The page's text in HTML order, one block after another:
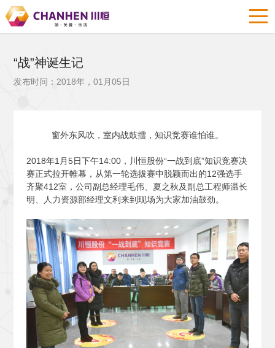
“战”神诞生记
发布时间：2018年，01月05日
窗外东风吹，室内战鼓擂，知识竞赛谁怕谁。
2018年1月5日下午14:00，川恒股份“一战到底”知识竞赛决
赛正式拉开帷幕，从第一轮选拔赛中脱颖而出的12强选手
齐聚412室，公司副总经理毛伟、夏之秋及副总工程师温长
明、人力资源部经理文利来到现场为大家加油鼓劲。